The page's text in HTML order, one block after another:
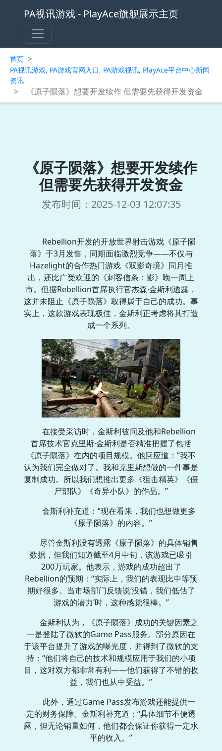
PA视讯游戏 - PlayAce旗舰展示主页
首页 >
PA视讯游戏, PA游戏官网入口, PA游戏视讯, PlayAce平台中心新闻
资讯
> 《原子陨落》想要开发续作 但需要先获得开发资金
《原子陨落》想要开发续作
但需要先获得开发资金
发布时间：2025-12-03 12:07:35
Rebellion开发的开放世界射击游戏《原子陨
落》于3月发售，同期面临激烈竞争——不仅与
Hazelight的合作热门游戏《双影奇境》同月推
出，还比广受欢迎的《刺客信条：影》晚一周上
市。但据Rebellion首席执行官杰森·金斯利透露，
这并未阻止《原子陨落》取得属于自己的成功。事
实上，这款游戏表现极佳，金斯利正考虑将其打造
成一个系列。
在接受采访时，金斯利被问及他和Rebellion
首席技术官克里斯·金斯利是否精准把握了包括
《原子陨落》在内的项目规模。他回应道：“我不
认为我们完全做对了。我和克里斯想做的一件事是
复制成功。所以我们想推出更多《狙击精英》《僵
尸部队》《奇异小队》的作品。”
金斯利补充道：“现在看来，我们也想做更多
《原子陨落》的内容。”
尽管金斯利没有透露《原子陨落》的具体销售
数据，但我们知道截至4月中旬，该游戏已吸引
200万玩家。他表示，游戏的成功超出了
Rebellion的预期：“实际上，我们的表现比中等预
期好很多。当市场部门反馈说‘没错，我们低估了
游戏的潜力’时，这种感觉很棒。”
金斯利认为，《原子陨落》成功的关键因素之
一是登陆了微软的Game Pass服务。部分原因在
于该平台提升了游戏的曝光度，并得到了微软的支
持：“他们将自己的技术和规模应用于我们的小项
目，这对双方都非常有利——他们获得了不错的收
益，我们也从中受益。”
此外，通过Game Pass发布游戏还能提供一
定的财务保障。金斯利补充道：“具体细节不便透
露，但无论销量如何，他们都会保证你获得一定水
平的收入。”